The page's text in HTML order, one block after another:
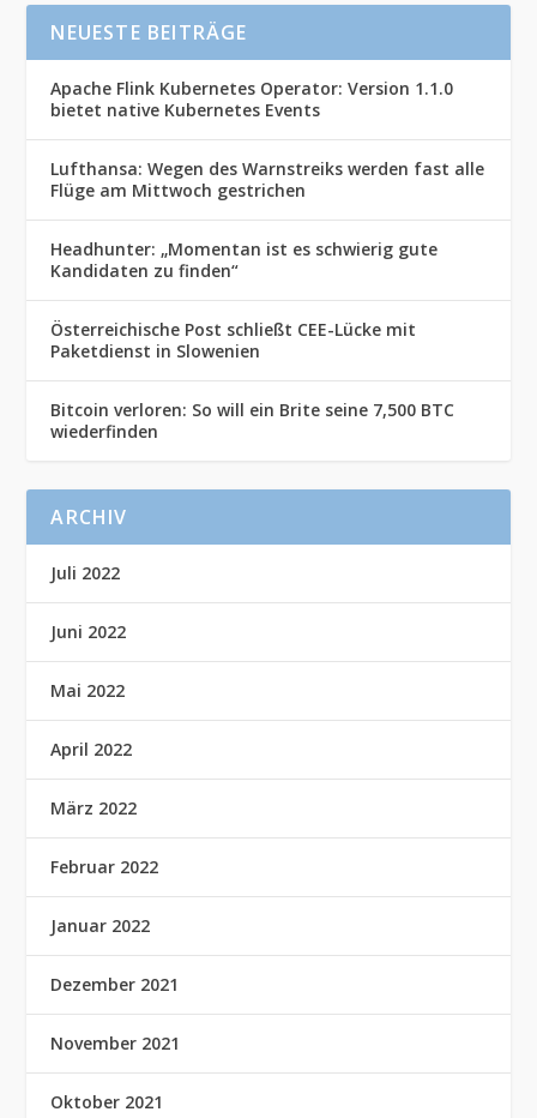
NEUESTE BEITRÄGE
Apache Flink Kubernetes Operator: Version 1.1.0
bietet native Kubernetes Events
Lufthansa: Wegen des Warnstreiks werden fast alle
Flüge am Mittwoch gestrichen
Headhunter: „Momentan ist es schwierig gute
Kandidaten zu finden“
Österreichische Post schließt CEE-Lücke mit
Paketdienst in Slowenien
Bitcoin verloren: So will ein Brite seine 7,500 BTC
wiederfinden
ARCHIV
Juli 2022
Juni 2022
Mai 2022
April 2022
März 2022
Februar 2022
Januar 2022
Dezember 2021
November 2021
Oktober 2021